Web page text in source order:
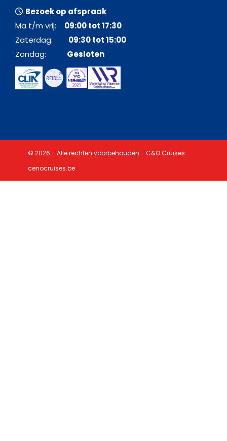
Bezoek op afspraak
Ma t/m vrij: 09:00 tot 17:30
Zaterdag: 09:30 tot 15:00
Zondag: Gesloten
© 2026 - Alle rechten voorbehouden - C&O Cruises
cenocruises.be